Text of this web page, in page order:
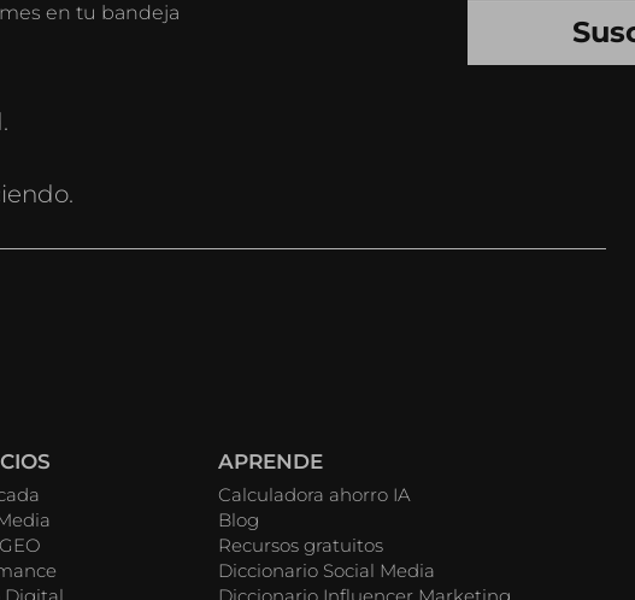
en tu bandeja
APRENDE
Calculadora ahorro IA
Blog
Recursos gratuitos
Diccionario Social Media